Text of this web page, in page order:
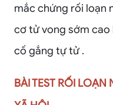
mắc chứng rối loạn
cơ tử vong sớm cao
cố gắng tự tử .
BÀI TEST RỐI